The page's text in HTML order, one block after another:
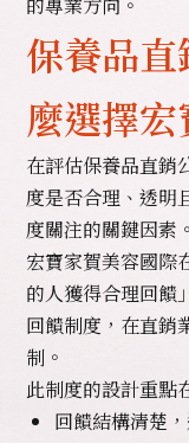
的專業方向。
保養品
麼選擇
在評估保養品直銷
度是否合理、透明
度關注的關鍵因素。
宏寶家賀美容國際
的人獲得合理回饋
回饋制度，在直銷
制。
此制度的設計重點
回饋結構清楚